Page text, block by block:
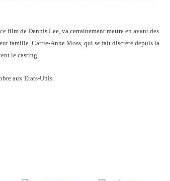
film de Dennis Lee, va certainement mettre en avant des
famille. Carrie-Anne Moss, qui se fait discrète depuis la
le casting.
aux Etats-Unis.